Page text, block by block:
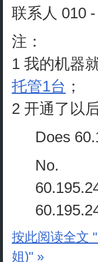
联系人 010 -
注：
1 我的机器
托管1台 ；
2 开通了以
Does
No.
按此阅读全文
姐)" »